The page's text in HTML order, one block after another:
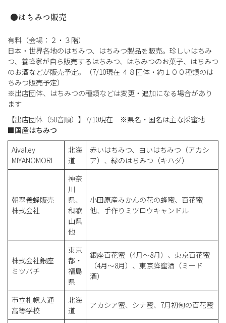
●はちみつ販売
有料（会場：２・３階）
日本・世界各地のはちみつ、はちみつ製品を販売。珍しいはちみ
つ、養蜂家が自ら販売するはちみつ、はちみつのお菓子、はちみつ
のお酒などが販売予定。（7/10現在 ４８団体・約１００種類のは
ちみつ販売予定）
※出店団体、はちみつの種類などは変更・追加になる場合があり
ます
【出店団体（50音順）】7/10現在 ※県名・国名は主な採蜜地
■国産はちみつ
Aivalley
MIYANOMORI
北海
道
赤いはちみつ、白いはちみつ（アカシ
ア）、緑のはちみつ（キハダ）
朝翠養蜂販売
株式会社
神奈
川
県、
和歌
山県
他
小田原産みかんの花の蜂蜜、百花蜜
他、手作りミツロウキャンドル
株式会社銀座
ミツバチ
東京
都・
福島
県
銀座百花蜜（4月〜8月）、東京百花蜜
（4月〜8月）、東京蜂蜜酒（ミード
酒）
市立札幌大通
高等学校
北海
道
アカシア蜜、シナ蜜、7月初旬の百花蜜